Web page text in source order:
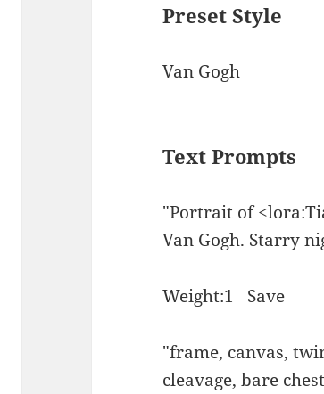
Preset Style
Van Gogh
Text Prompts
"Portrait of
Van Gogh. Starry
Weight:1 Save
"frame, canvas,
cleavage, bare